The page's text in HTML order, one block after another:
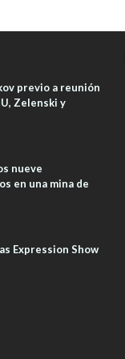
previo a reunión
Zelenski y
nueve
en una mina de
Expression Show